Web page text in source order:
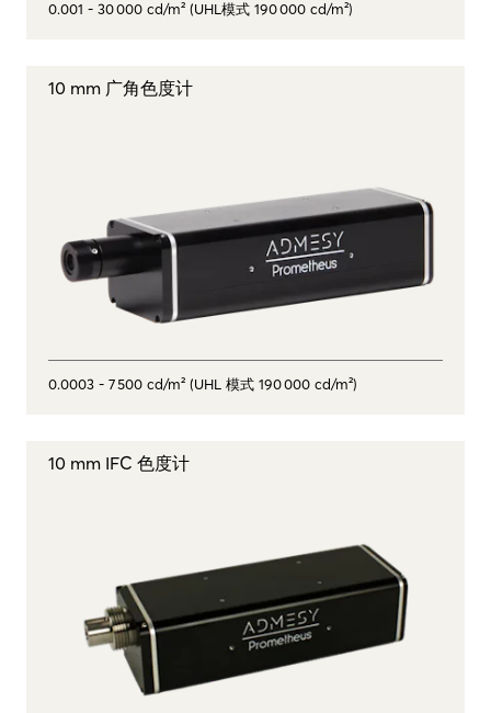
0.001 - 30 000 cd/m² (UHL模式 190 000 cd/m²)
10 mm 广角色度计
0.0003 - 7 500 cd/m² (UHL 模式 190 000 cd/m²)
10 mm IFC 色度计